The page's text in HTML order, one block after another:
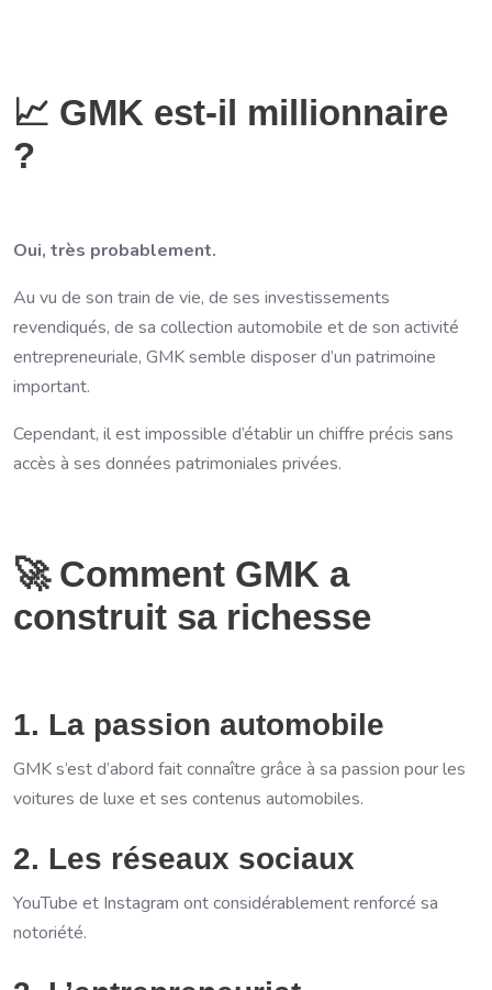
📈 GMK est-il millionnaire
?
Oui, très probablement.
Au vu de son train de vie, de ses investissements
revendiqués, de sa collection automobile et de son activité
entrepreneuriale, GMK semble disposer d’un patrimoine
important.
Cependant, il est impossible d’établir un chiffre précis sans
accès à ses données patrimoniales privées.
🚀 Comment GMK a
construit sa richesse
1. La passion automobile
GMK s’est d’abord fait connaître grâce à sa passion pour les
voitures de luxe et ses contenus automobiles.
2. Les réseaux sociaux
YouTube et Instagram ont considérablement renforcé sa
notoriété.